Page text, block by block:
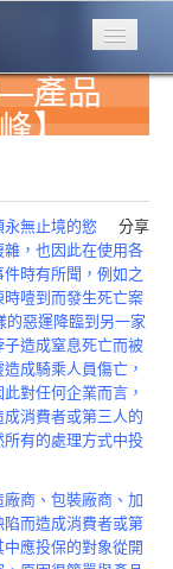
—產品
】
分享
無止境的慾
，也因此在使用各
時有所聞，例如之
噎到而發生死亡案
的惡運降臨到另一家
造成窒息死亡而被
成騎乘人員傷亡，
對任何企業而言，
消費者或第三人的
有的處理方式中投
商、包裝廠商、加
而造成消費者或第
應投保的對象從開